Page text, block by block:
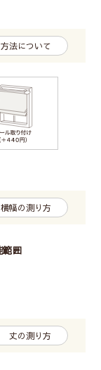
法について
横幅の測り方
範囲
丈の測り方